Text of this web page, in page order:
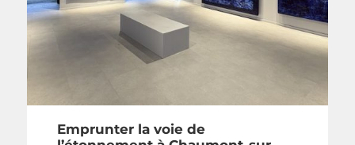
Emprunter la voie de